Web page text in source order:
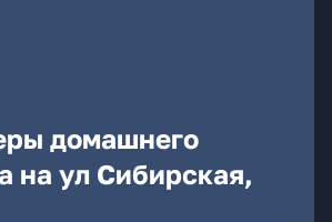
домашнего
на ул Сибирская,